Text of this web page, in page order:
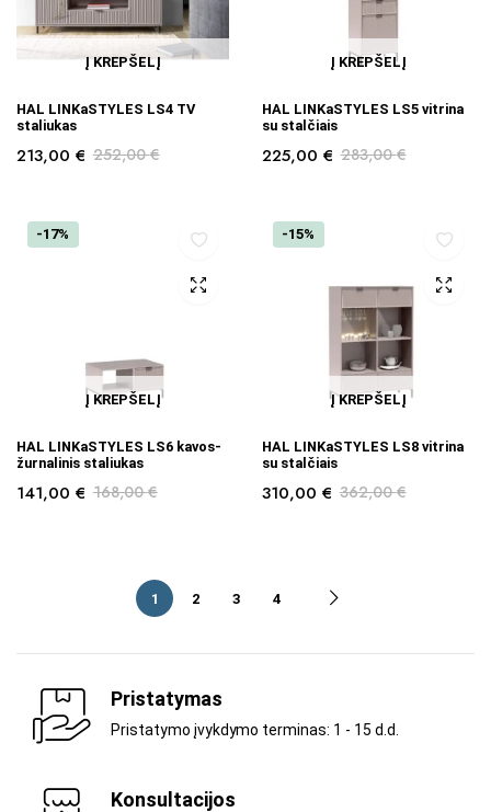
Į KREPŠELĮ
HAL LINKaSTYLES LS4 TV
staliukas
252,00€
213,00 €
Į KREPŠELĮ
HAL LINKaSTYLES LS5 vitrina
su stalčiais
283,00€
225,00 €
-17%
Į KREPŠELĮ
HAL LINKaSTYLES LS6 kavos-
žurnalinis staliukas
168,00€
141,00 €
-15%
Į KREPŠELĮ
HAL LINKaSTYLES LS8 vitrina
su stalčiais
362,00€
310,00 €
1 2 3 4
Pristatymas
Pristatymo įvykdymo terminas: 1 - 15 d.d.
Konsultacijos